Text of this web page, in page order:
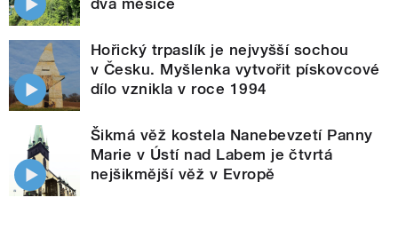
Hořický trpaslík je nejvyšší sochou
v Česku. Myšlenka vytvořit pískovcové
dílo vznikla v roce 1994
Šikmá věž kostela Nanebevzetí Panny
Marie v Ústí nad Labem je čtvrtá
nejšikmější věž v Evropě